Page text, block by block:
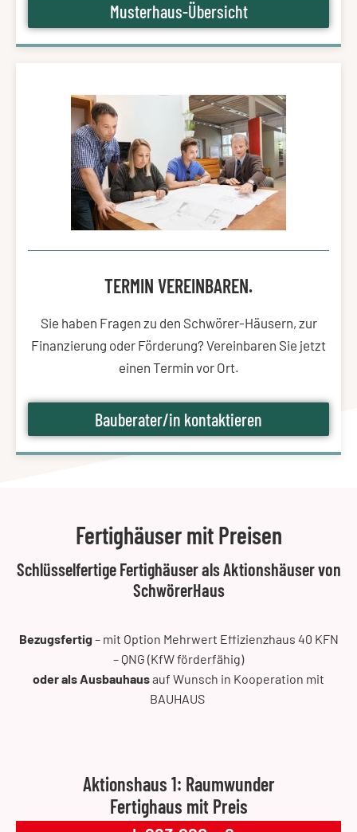
Musterhaus-Übersicht
TERMIN VEREINBAREN.
Sie haben Fragen zu den Schwörer-Häusern, zur
Finanzierung oder Förderung? Vereinbaren Sie jetzt
einen Termin vor Ort.
Bauberater/in kontaktieren
Fertighäuser mit Preisen
Schlüsselfertige Fertighäuser als Aktionshäuser von
SchwörerHaus
Bezugsfertig – mit Option Mehrwert Effizienzhaus 40 KFN
– QNG (KfW förderfähig)
oder als Ausbauhausauf Wunsch in Kooperation mit
BAUHAUS
Aktionshaus 1: Raumwunder
Fertighaus mit Preis